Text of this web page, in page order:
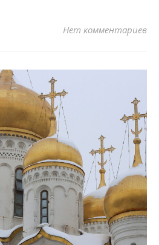
Нет комментариев